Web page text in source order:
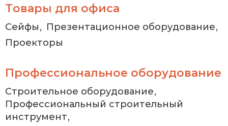
Товары для офиса
Сейфы
Презентационное оборудование
Проекторы
Профессиональное оборудование
Строительное оборудование
Профессиональный строительный
инструмент